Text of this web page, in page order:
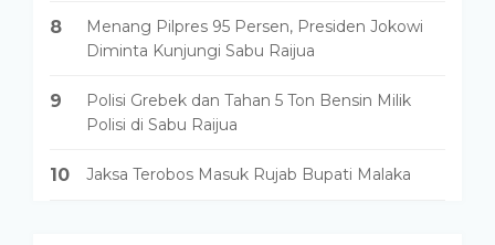
8
Menang Pilpres 95 Persen, Presiden Jokowi
Diminta Kunjungi Sabu Raijua
9
Polisi Grebek dan Tahan 5 Ton Bensin Milik
Polisi di Sabu Raijua
10 Jaksa Terobos Masuk Rujab Bupati Malaka